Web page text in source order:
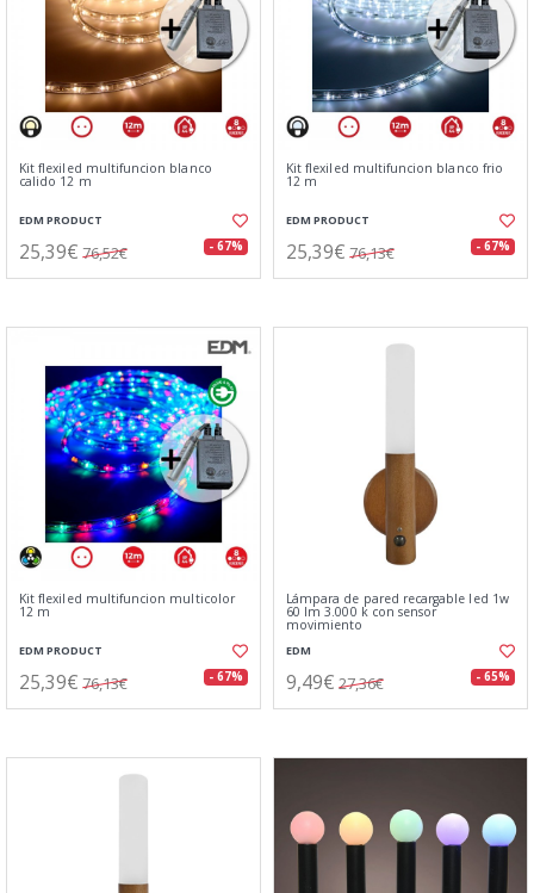
Kit flexiled multifuncion blanco
calido 12 m
EDM PRODUCT
25,39€ 76,52€ - 67%
Kit flexiled multifuncion blanco frio
12 m
EDM PRODUCT
25,39€ 76,13€ - 67%
Kit flexiled multifuncion multicolor
12 m
EDM PRODUCT
25,39€ 76,13€ - 67%
Lámpara de pared recargable led 1w
60 lm 3.000 k con sensor
movimiento
EDM
9,49€ 27,36€ - 65%